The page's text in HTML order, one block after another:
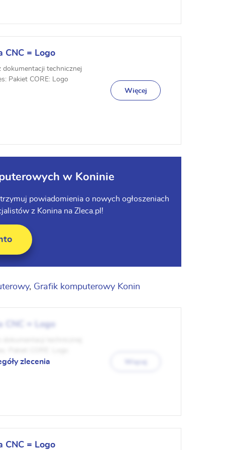
CNC = Logo
technicznej
Pakiet CORE: Logo
Więcej
w Koninie
powiadomienia o nowych ogłoszeniach
z Konina na Zleca.pl!
, Grafik komputerowy Konin
= Logo
zlecenia
CNC = Logo